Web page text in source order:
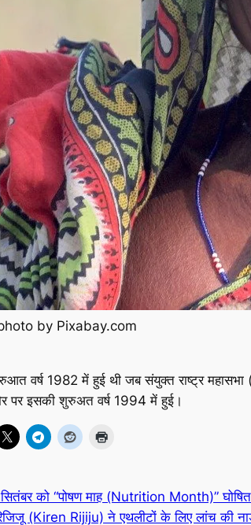
by Pixabay.com
वर्ष 1982 में हुई थी जब संयुक्त राष्ट्र
पर इसकी शुरुअत वर्ष 1994 में हुई।
को “पोषण माह (Nutrition Month)”
(Kiren Rijiju) ने एथलीटों के लिए लांच की